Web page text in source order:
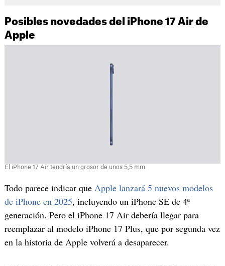
Posibles novedades del iPhone 17 Air de
Apple
El iPhone 17 Air tendría un grosor de unos 5,5 mm
Todo parece indicar que Apple lanzará 5 nuevos modelos
de iPhone en 2025, incluyendo un iPhone SE de 4ª
generación. Pero el iPhone 17 Air debería llegar para
reemplazar al modelo iPhone 17 Plus, que por segunda vez
en la historia de Apple volverá a desaparecer.